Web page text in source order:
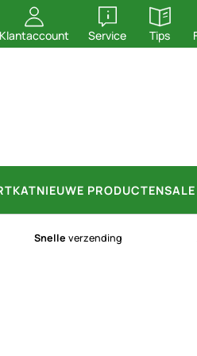
Klantaccount Service
openen
Tips
openen
KATNIEUWE PRODUCTENSALE
Snelle verzending